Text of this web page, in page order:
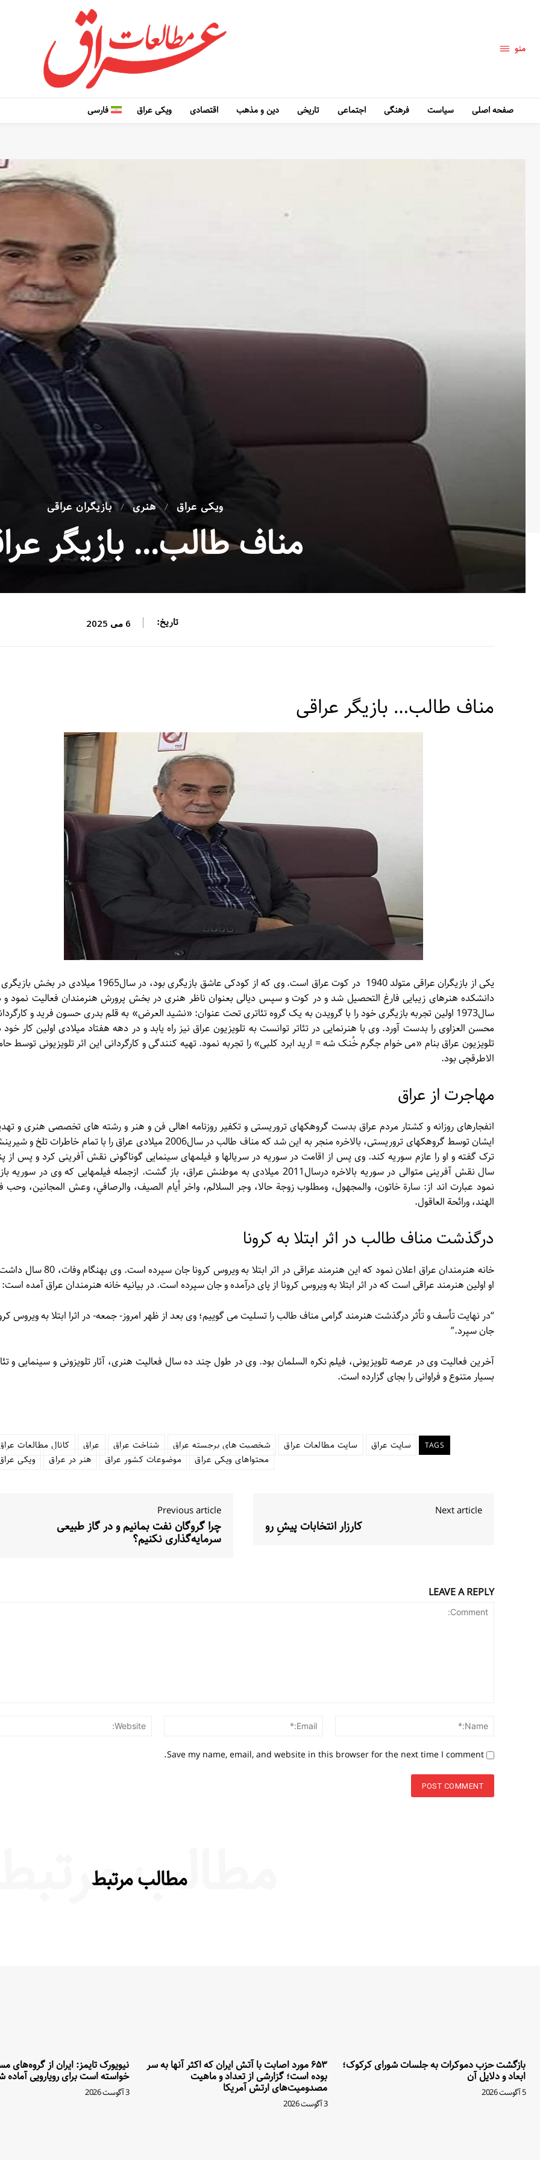
مطالعات عراق
منو
صفحه اصلی سیاست فرهنگی اجتماعی تاریخی دین و مذهب اقتصادی ویکی عراق فارسی
ویکی عراق هنری بازیگران عراقی
مناف طالب… بازیگر
تاریخ: 6 می 2025
مناف طالب… بازیگر عراقی
یکی از بازیگران عراقی متولد 1940 در کوت عراق است. وی که از کودکی عاشق بازیگری بود، در سال1965 میلادی در
دانشکده هنرهای زیبایی فارغ التحصیل شد و در کوت و سپس دیالی بعنوان ناظر هنری در بخش پرورش هنرمندان فعالیت نمود و
سال1973 اولین تجربه بازیگری خود را با گرویدن به یک گروه تئاتری تحت عنوان: «نشید العرض» به قلم بدری حسون فرید و
محسن العزاوی را بدست آورد. وی با هنرنمایی در تئاتر توانست به تلویزیون عراق نیز راه یابد و در دهه هفتاد میلادی اولین کار خود
تلویزیون عراق بنام «می خوام جگرم خُنک شه = ارید ابرد کلبی» را تجربه نمود. تهیه کنندگی و کارگردانی این اثر تلویزیونی توسط
الاطرقچی بود.
مهاجرت از عراق
انفجارهای روزانه و کشتار مردم عراق بدست گروهکهای تروریستی و تکفیر روزنامه اهالی فن و هنر و رشته های تخصصی هنری و
ایشان توسط گروهکهای تروریستی، بالاخره منجر به این شد که مناف طالب در سال2006 میلادی عراق را با تمام خاطرات تلخ
ترک گفته و او را عازم سوریه کند. وی پس از اقامت در سوریه در سریالها و فیلمهای سینمایی گوناگونی نقش آفرینی کرد و پس از
سال نقش آفرینی متوالی در سوریه بالاخره درسال2011 میلادی به موطنش عراق، باز گشت. ازجمله فیلمهایی که وی در سوریه
نمود عبارت اند از: سارة خاتون، والمجهول، ومطلوب زوجة حالا، وجر السلالم، واخر أيام الصيف، والرصافي، وعش المجانين، وحب
الهند، ورائحة العاقول.
درگذشت مناف طالب در اثر ابتلا به کرونا
خانه هنرمندان عراق اعلان نمود که این هنرمند عراقی در اثر ابتلا به ویروس کرونا جان سپرده است. وی
او اولین هنرمند عراقی است که در اثر ابتلا به ویروس کرونا از پای درآمده و جان سپرده است. در بیانیه خانه هنرمندان عراق آمده است:
“در نهایت تأسف و تأثر درگذشت هنرمند گرامی مناف طالب را تسلیت می گوییم؛ وی بعد از ظهر امروز- جمعه- در اثرا ابتلا به ویروس
جان سپرد.”
آخرین فعالیت وی در عرصه تلویزیونی، فیلم نکره السلمان بود. وی در طول چند ده سال فعالیت هنری، آثار تلویزونی و سینمایی و
بسیار متنوع و فراوانی را بجای گزارده است.
TAGS سایت عراق سایت مطالعات عراق شخصیت های برجسته عراق شناخت عراق عراق
کانال مطالعات
محتواهای ویکی عراق
موضوعات کشور عراق هنر در عراق ویکی
Previous article
چرا گروگان نفت بمانیم و در گاز طبیعی
سرمایه‌گذاری نکنیم؟
Next article
کارزار انتخابات پیشِ رو
LEAVE A REPLY
Name:*
Save my name, email, and website in this browser for the next time I comment.
مطالب مرتبط
مطالب
بازگشت حزب دموکرات به جلسات شورای کرکوک؛
ابعاد و دلایل آن
5 آگوست 2026
۶۵۳ مورد اصابت با آتش ایران که اکثر آنها به سر
بوده است؛ گزارشی از تعداد و ماهیت
مصدومیت‌های ارتش آمریکا
3 آگوست 2026
نیویورک تایمز: ایران از گروه‌های
خواسته است برای رویارویی آماده
3 آگوست 2026